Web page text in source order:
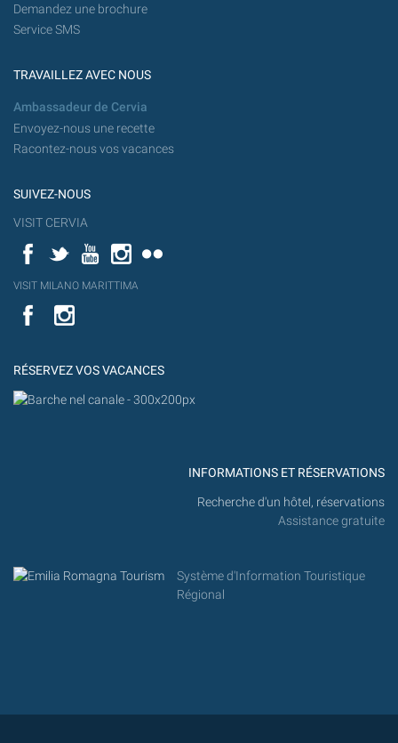
Demandez une brochure
Service SMS
TRAVAILLEZ AVEC NOUS
Ambassadeur de Cervia
Envoyez-nous une recette
Racontez-nous vos vacances
SUIVEZ-NOUS
VISIT CERVIA
FacebookTwitterYouTubeInstagram
YouT
VISIT MILANO MARITTIMA
Flick
VISIT
MILANO
YouTube
RÉSERVEZ VOS VACANCES
INFORMATIONS ET RÉSERVATIONS
Recherche d'un hôtel, réservations
Assistance gratuite
Système d'Information Touristique
Régional